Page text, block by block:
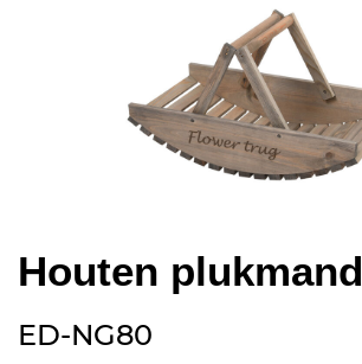
Houten plukmand
ED-NG80